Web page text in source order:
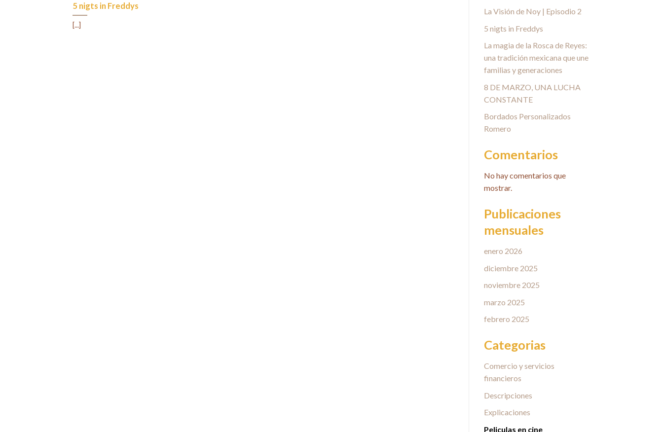
5 nigts in Freddys
[...]
La Visión de Noy | Episodio 2
5 nigts in Freddys
La magia de la Rosca de Reyes:
una tradición mexicana que une
familias y generaciones
8 DE MARZO, UNA LUCHA
CONSTANTE
Bordados Personalizados
Romero
Comentarios
No hay comentarios que
mostrar.
Publicaciones
mensuales
enero 2026
diciembre 2025
noviembre 2025
marzo 2025
febrero 2025
Categorias
Comercio y servicios
financieros
Descripciones
Explicaciones
Peliculas en cine